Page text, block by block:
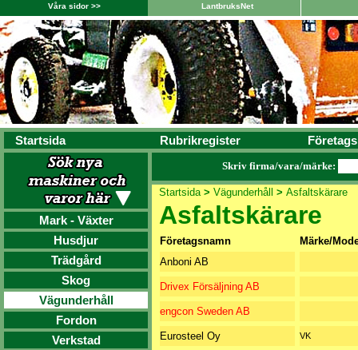
Våra sidor >> LantbruksNet
Startsida Rubrikregister
Mark - Växter
Husdjur
Trädgård
Skog
Vägunderhåll
Fordon
Verkstad
Skriv firma/vara/märke:
Startsida> Vägunderhåll > Asfaltskärare
Asfaltskärare
Företagsnamn
Märke/
Anboni AB
Drivex Försäljning AB
engcon Sweden AB
Eurosteel Oy VK